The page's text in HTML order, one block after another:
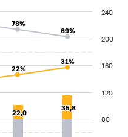
22,0
22,0
35,8
35,8
78%
78%
69%
69%
22%
22%
31%
31%
80
120
160
200
240